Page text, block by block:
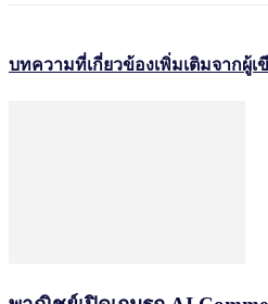
บทความที่เกี่ยวข้องเพิ่มเติมจากผู้เ